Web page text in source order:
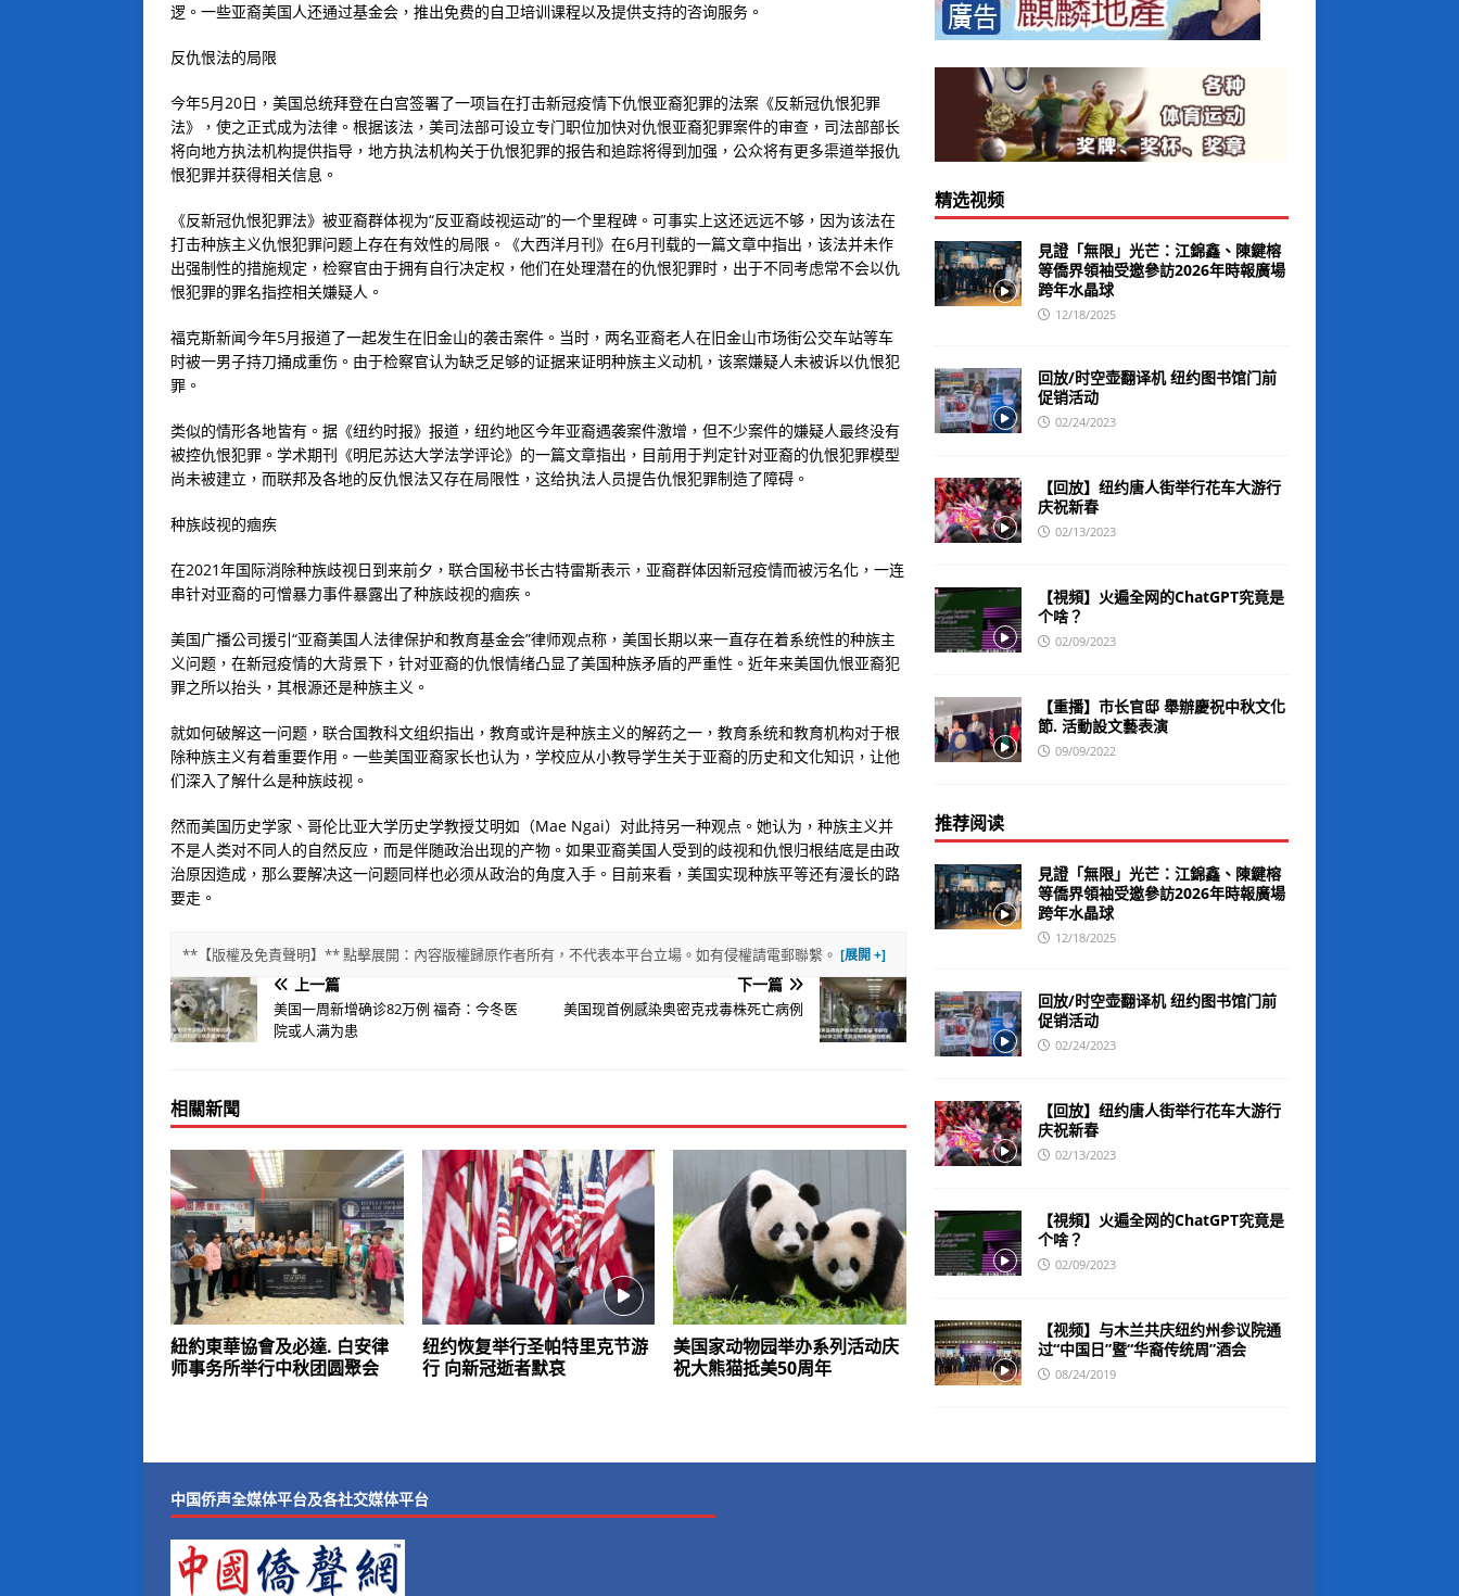
逻。一些亚裔美国人还通过基金会，推出免费的自卫培训课程以及提供支持的咨询服务。
反仇恨法的局限
今年5月20日，美国总统拜登在白宫签署了一项旨在打击新冠疫情下仇恨亚裔犯罪的法案《反新冠仇恨犯罪
法》，使之正式成为法律。根据该法，美司法部可设立专门职位加快对仇恨亚裔犯罪案件的审查，司法部部长
将向地方执法机构提供指导，地方执法机构关于仇恨犯罪的报告和追踪将得到加强，公众将有更多渠道举报仇
恨犯罪并获得相关信息。
《反新冠仇恨犯罪法》被亚裔群体视为“反亚裔歧视运动”的一个里程碑。可事实上这还远远不够，因为该法在
打击种族主义仇恨犯罪问题上存在有效性的局限。《大西洋月刊》在6月刊载的一篇文章中指出，该法并未作
出强制性的措施规定，检察官由于拥有自行决定权，他们在处理潜在的仇恨犯罪时，出于不同考虑常不会以仇
恨犯罪的罪名指控相关嫌疑人。
福克斯新闻今年5月报道了一起发生在旧金山的袭击案件。当时，两名亚裔老人在旧金山市场街公交车站等车
时被一男子持刀捅成重伤。由于检察官认为缺乏足够的证据来证明种族主义动机，该案嫌疑人未被诉以仇恨犯
罪。
类似的情形各地皆有。据《纽约时报》报道，纽约地区今年亚裔遇袭案件激增，但不少案件的嫌疑人最终没有
被控仇恨犯罪。学术期刊《明尼苏达大学法学评论》的一篇文章指出，目前用于判定针对亚裔的仇恨犯罪模型
尚未被建立，而联邦及各地的反仇恨法又存在局限性，这给执法人员提告仇恨犯罪制造了障碍。
种族歧视的痼疾
在2021年国际消除种族歧视日到来前夕，联合国秘书长古特雷斯表示，亚裔群体因新冠疫情而被污名化，一连
串针对亚裔的可憎暴力事件暴露出了种族歧视的痼疾。
美国广播公司援引“亚裔美国人法律保护和教育基金会”律师观点称，美国长期以来一直存在着系统性的种族主
义问题，在新冠疫情的大背景下，针对亚裔的仇恨情绪凸显了美国种族矛盾的严重性。近年来美国仇恨亚裔犯
罪之所以抬头，其根源还是种族主义。
就如何破解这一问题，联合国教科文组织指出，教育或许是种族主义的解药之一，教育系统和教育机构对于根
除种族主义有着重要作用。一些美国亚裔家长也认为，学校应从小教导学生关于亚裔的历史和文化知识，让他
们深入了解什么是种族歧视。
然而美国历史学家、哥伦比亚大学历史学教授艾明如（Mae Ngai）对此持另一种观点。她认为，种族主义并
不是人类对不同人的自然反应，而是伴随政治出现的产物。如果亚裔美国人受到的歧视和仇恨归根结底是由政
治原因造成，那么要解决这一问题同样也必须从政治的角度入手。目前来看，美国实现种族平等还有漫长的路
要走。
**【版權及免責聲明】** 點擊展開：內容版權歸原作者所有，不代表本平台立場。如有侵權請電郵聯繫。
上一篇
美国一周新增确诊82万例 福奇：今冬医
院或人满为患
下一篇
美国现首例感染奥密克戎毒株死亡病例
相關新聞
紐約東華協會及必達. 白安律
师事务所举行中秋团圆聚会
纽约恢复举行圣帕特里克节游
行 向新冠逝者默哀
美国家动物园举办系列活动庆
祝大熊猫抵美50周年
精选视频
見證「無限」光芒：江錦鑫、陳鍵榕
等僑界領袖受邀參訪2026年時報廣場
跨年水晶球
12/18/2025
回放/时空壶翻译机 纽约图书馆门前
促销活动
02/24/2023
【回放】纽约唐人街举行花车大游行
庆祝新春
02/13/2023
【視頻】火遍全网的ChatGPT究竟是
个啥？
02/09/2023
【重播】市长官邸 舉辦慶祝中秋文化
節. 活動設文藝表演
09/09/2022
推荐阅读
見證「無限」光芒：江錦鑫、陳鍵榕
等僑界領袖受邀參訪2026年時報廣場
跨年水晶球
12/18/2025
回放/时空壶翻译机 纽约图书馆门前
促销活动
02/24/2023
【回放】纽约唐人街举行花车大游行
庆祝新春
02/13/2023
【視頻】火遍全网的ChatGPT究竟是
个啥？
02/09/2023
【视频】与木兰共庆纽约州参议院通
过“中国日”暨“华裔传统周”酒会
08/24/2019
中国侨声全媒体平台及各社交媒体平台